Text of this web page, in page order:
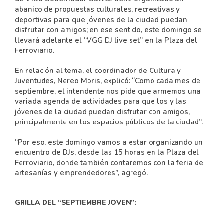
abanico de propuestas culturales, recreativas y
deportivas para que jóvenes de la ciudad puedan
disfrutar con amigos; en ese sentido, este domingo se
llevará adelante el “VGG DJ live set” en la Plaza del
Ferroviario.
En relación al tema, el coordinador de Cultura y
Juventudes, Nereo Moris, explicó: “Como cada mes de
septiembre, el intendente nos pide que armemos una
variada agenda de actividades para que los y las
jóvenes de la ciudad puedan disfrutar con amigos,
principalmente en los espacios públicos de la ciudad”.
“Por eso, este domingo vamos a estar organizando un
encuentro de DJs, desde las 15 horas en la Plaza del
Ferroviario, donde también contaremos con la feria de
artesanías y emprendedores”, agregó.
GRILLA DEL “SEPTIEMBRE JOVEN”: